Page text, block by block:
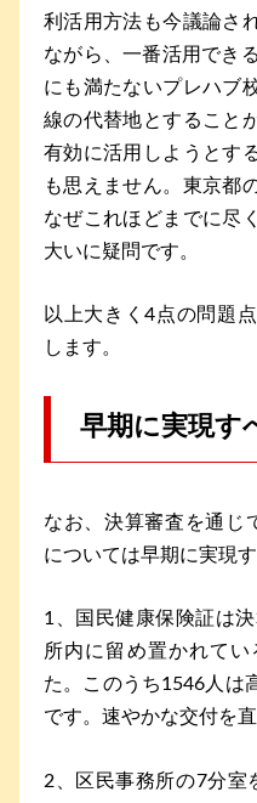
利活用方法も今議論さ
ながら、一番活用でき
にも満たないプレハブ
線の代替地とすること
有効に活用しようとす
も思えません。東京都
なぜこれほどまでに尽
大いに疑問です。
以上大きく4点の問題
します。
早期に実現す
なお、決算審査を通じ
については早期に実現
1、国民健康保険証は
所内に留め置かれて
た。このうち1546人は
です。速やかな交付を
2、区民事務所の7分室